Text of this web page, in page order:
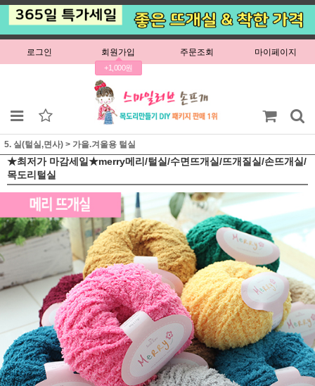
로그인 회원가입
+1,000원
주문조회 마이페이지
5. 실(털실,면사) > 가을.겨울용 털실
★최저가 마감세일★merry메리/털실/수면뜨개실/뜨개질실/손뜨개실/
목도리털실